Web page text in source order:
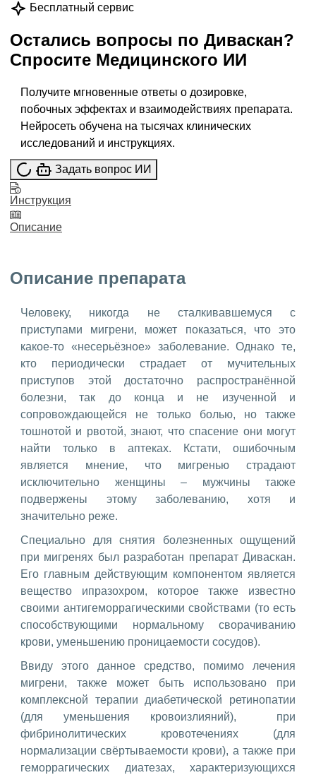
Бесплатный сервис
Остались вопросы по Диваскан?
Спросите Медицинского ИИ
Получите мгновенные ответы о дозировке,
побочных эффектах и взаимодействиях препарата.
Нейросеть обучена на тысячах клинических
исследований и инструкциях.
Задать вопрос ИИ
Инструкция
Описание
Описание препарата
Человеку, никогда не сталкивавшемуся с
приступами мигрени, может показаться, что это
какое-то «несерьёзное» заболевание. Однако те,
кто периодически страдает от мучительных
приступов этой достаточно распространённой
болезни, так до конца и не изученной и
сопровождающейся не только болью, но также
тошнотой и рвотой, знают, что спасение они могут
найти только в аптеках. Кстати, ошибочным
является мнение, что мигренью страдают
исключительно женщины – мужчины также
подвержены этому заболеванию, хотя и
значительно реже.
Специально для снятия болезненных ощущений
при мигренях был разработан препарат Диваскан.
Его главным действующим компонентом является
вещество ипразохром, которое также известно
своими антигеморрагическими свойствами (то есть
способствующими нормальному сворачиванию
крови, уменьшению проницаемости сосудов).
Ввиду этого данное средство, помимо лечения
мигрени, также может быть использовано при
комплексной терапии диабетической ретинопатии
(для уменьшения кровоизлияний), при
фибринолитических кровотечениях (для
нормализации свёртываемости крови), а также при
геморрагических диатезах, характеризующихся